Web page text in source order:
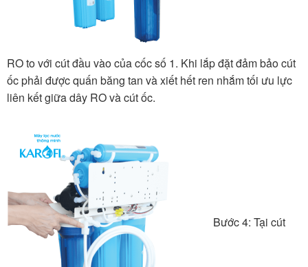
RO to với cút đầu vào của cốc số 1. Khi lắp đặt đảm bảo cút
ốc phải được quấn băng tan và xiết hết ren nhắm tối ưu lực
liên kết giữa dây RO và cút ốc.
Bước 4: Tại cút